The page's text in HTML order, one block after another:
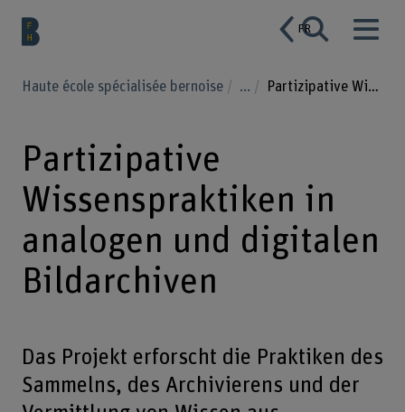
FR
Haute école spécialisée bernoise ... Partizipative Wissenspraktiken in analogen und digitalen Bildarchiven
Partizipative
Wissenspraktiken in
analogen und digitalen
Bildarchiven
Das Projekt erforscht die Praktiken des
Sammelns, des Archivierens und der